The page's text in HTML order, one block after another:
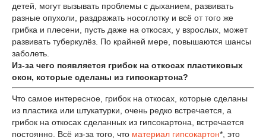
детей, могут вызывать проблемы с дыханием, развивать
разные опухоли, раздражать носоглотку и всё от того же
грибка и плесени, пусть даже на откосах, у взрослых, может
развивать туберкулёз. По крайней мере, повышаются шансы
заболеть.
Из-за чего появляется грибок на откосах пластиковых
окон, которые сделаны из гипсокартона?
Что самое интересное, грибок на откосах, которые сделаны
из пластика или штукатурки, очень редко встречается, а
грибок на откосах сделанных из гипсокартона, встречается
постоянно. Всё из-за того, что материал гипсокартон*, это